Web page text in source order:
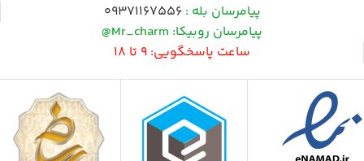
پیامرسان بله : 09371167556
پیامرسان روبیکا: Mr_charm@
ساعت پاسخگویی: 9 تا 18